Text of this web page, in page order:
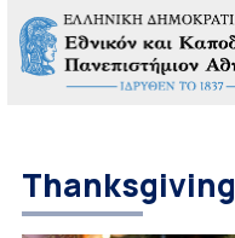
Thanksgiving